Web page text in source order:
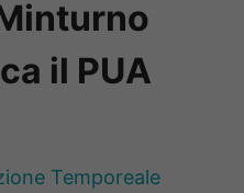
il PUA
Temporeale